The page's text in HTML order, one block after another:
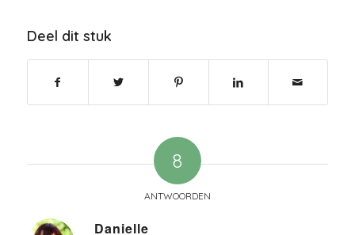
Deel dit stuk
8
ANTWOORDEN
Danielle